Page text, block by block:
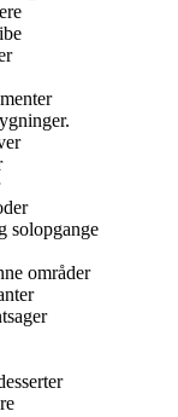
solopgange
områder